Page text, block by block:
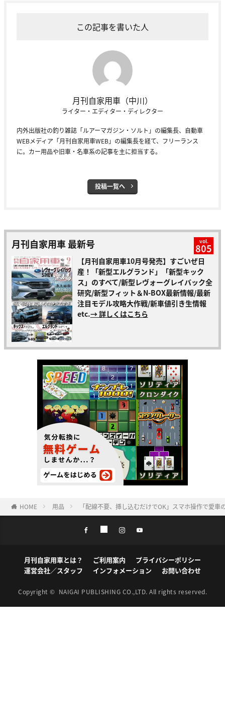
この記事を書いた人
月刊自家用車（中川）
ライター・エディター・ディレクター
内外出版社の釣り雑誌「ルアーマガジン・ソルト」の編集長、自動車
WEBメディア「月刊自家用車WEB」の編集長を経て、フリーランス
に。カー用品や旧車・名車系の記事を主に担当する。
投稿一覧へ
月刊自家用車 最新号 vol.
805
【月刊自家用車10月号発売】すごいぜ日
産！「新型エルグランド」「新型キック
ス」のすべて/新型レヴォーグレイバック全
研究/新型フィット＆N-BOX最新情報/最新
注目モデル攻略大作戦/新車値引き生情報
etc.→ 詳しくはこちら
HOME 用品 「配線不要、挿し込むだけでOK」スマホ操作で愛
月刊自家用車とは？ ご利用案内
プライバシーポリシー
運営会社／スタッフ
インフォメーション お問い合わせ
Copyright © NAIGAI PUBLISHING CO.,LTD. All rights reserved.